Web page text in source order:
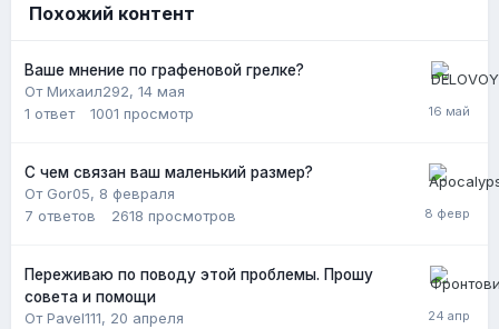
Похожий контент
Ваше мнение по графеновой грелке?
От Михаил292, 14 мая
1 ответ 1001 просмотр
С чем связан ваш маленький размер?
От Gor05, 8 февраля
7 ответов 2618 просмотров
Переживаю по поводу этой проблемы. Прошу
совета и помощи
От Pavel111, 20 апреля